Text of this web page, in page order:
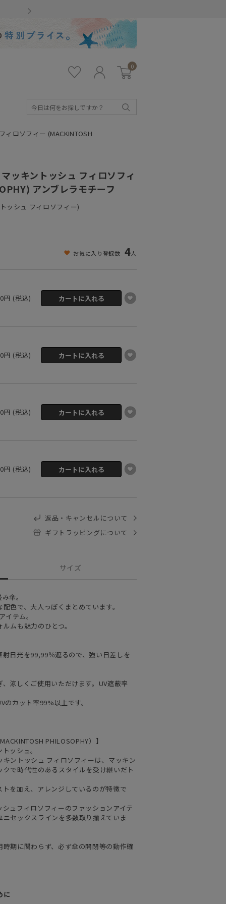
イ
ン
0
ロソフィー (MACKINTOSH
ッキントッシュ フィロソフィ
アンブレラモチーフ
ッシュ フィロソフィー)
お気に入り登録数 4人
円 (税込)
円 (税込)
円 (税込)
円 (税込)
返品・キャンセルについて
ギフトラッピングについて
サイズ
傘。
色で、大人っぽくまとめています。
テム。
ムも魅力のひとつ。
日光を99,99％遮るので、強い日差しを
涼しくご使用いただけます。UV遮蔽率
カット率99%以上です。
PHILOSOPHY）】
ッシュ。
ントッシュ フィロソフィーは、マッキン
で時代性のあるスタイルを受け継いだト
を加え、アレンジしているのが特徴で
ュフィロソフィーのファッションアイテ
セックスラインを多数取り揃えていま
期に関わらず、必ず傘の開閉等の動作確
に